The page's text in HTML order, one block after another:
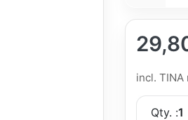
incl.
Qty. :1